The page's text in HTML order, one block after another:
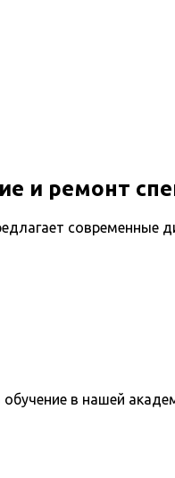
и ремонт
современные
в нашей